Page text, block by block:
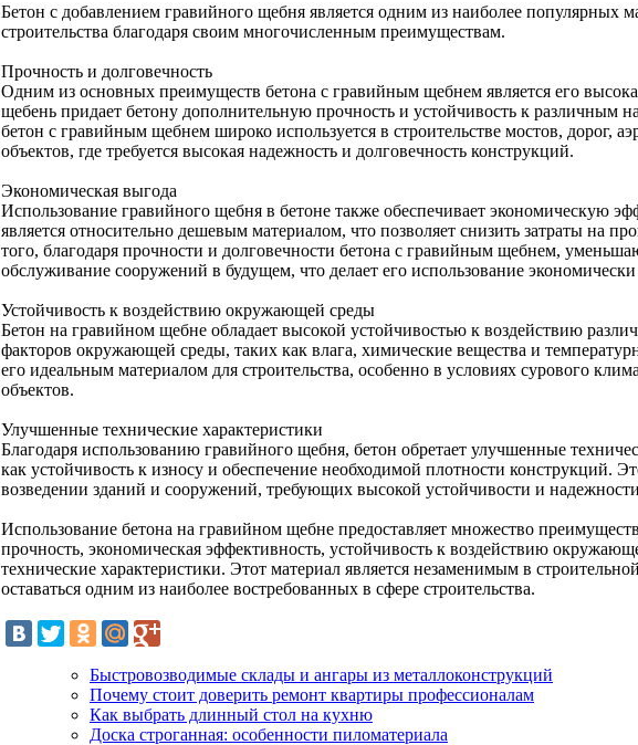
Бетон с добавлением гравийного щебня является одним из наиболее популярных
строительства благодаря своим многочисленным преимуществам.
Прочность и долговечность
Одним из основных преимуществ бетона с гравийным щебнем является его
щебень придает бетону дополнительную прочность и устойчивость к различным
бетон с гравийным щебнем широко используется в строительстве мостов, дорог,
объектов, где требуется высокая надежность и долговечность конструкций.
Экономическая выгода
Использование гравийного щебня в бетоне также обеспечивает экономическую
является относительно дешевым материалом, что позволяет снизить затраты на
того, благодаря прочности и долговечности бетона с гравийным щебнем,
обслуживание сооружений в будущем, что делает его использование
Устойчивость к воздействию окружающей среды
Бетон на гравийном щебне обладает высокой устойчивостью к воздействию
факторов окружающей среды, таких как влага, химические вещества и
его идеальным материалом для строительства, особенно в условиях сурового
объектов.
Улучшенные технические характеристики
Благодаря использованию гравийного щебня, бетон обретает улучшенные
как устойчивость к износу и обеспечение необходимой плотности конструкций.
возведении зданий и сооружений, требующих высокой устойчивости и
Использование бетона на гравийном щебне предоставляет множество
прочность, экономическая эффективность, устойчивость к воздействию
технические характеристики. Этот материал является незаменимым в
оставаться одним из наиболее востребованных в сфере строительства.
Быстровозводимые склады и ангары из металлоконструкций
Почему стоит доверить ремонт квартиры профессионалам
Как выбрать длинный стол на кухню
Доска строганная: особенности пиломатериала